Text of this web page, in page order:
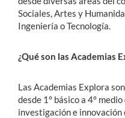
Sociales, Artes y
Ingeniería o Tecnología.
¿Qué son las Academias
Las Academias Explora
desde 1° básico a 4°
investigación e